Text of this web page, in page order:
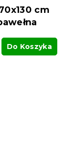
cm
Do Koszyka